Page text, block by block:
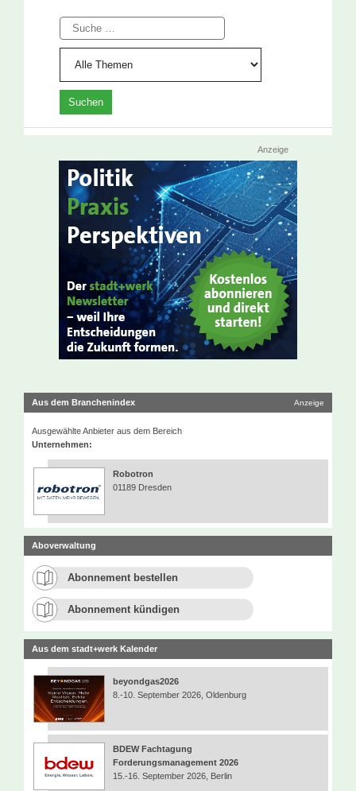
Suche
Anzeige
Aus dem Branchenindex Anzeige
Ausgewählte Anbieter aus dem Bereich
Unternehmen:
Robotron
01189 Dresden
Aboverwaltung
Abonnement bestellen
Abonnement kündigen
Aus dem stadt+werk Kalender
beyondgas2026
8.-10. September 2026, Oldenburg
BDEW Fachtagung
Forderungsmanagement 2026
15.-16. September 2026, Berlin